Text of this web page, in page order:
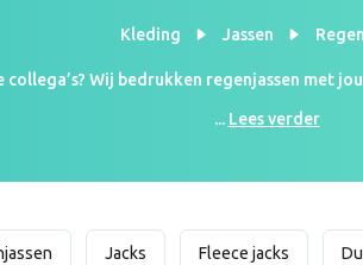
Kleding Jassen
Wij bedrukken regenjassen met
Dus waar wacht je nog op?
... Lees verder
Jacks Fleece jacks